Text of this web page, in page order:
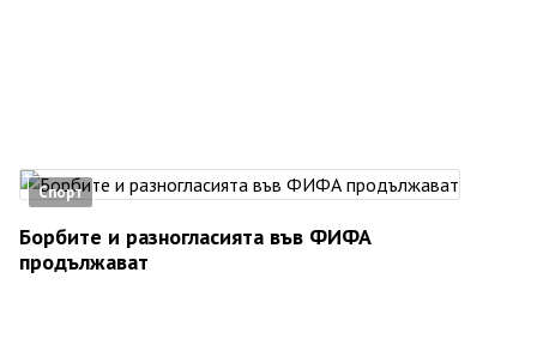
Спорт
Борбите и разногласията във ФИФА
продължават